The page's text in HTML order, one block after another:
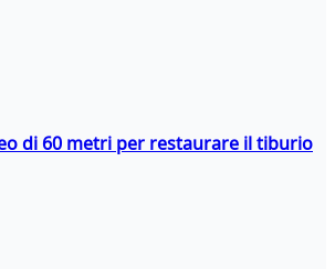
di 60 metri per restaurare il tiburio